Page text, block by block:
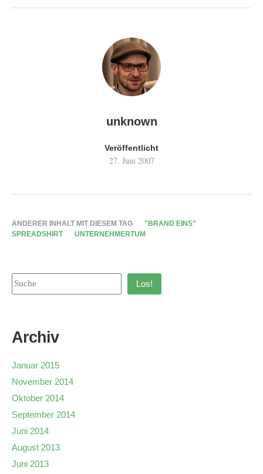
unknown
Veröffentlicht
27. Juni 2007
ANDERER INHALT MIT DIESEM TAG
"BRAND EINS"
SPREADSHIRT
UNTERNEHMERTUM
Los!
Archiv
Januar 2015
November 2014
Oktober 2014
September 2014
Juni 2014
August 2013
Juni 2013